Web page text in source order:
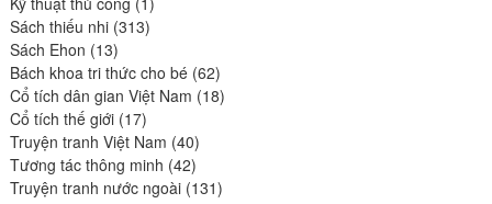
produit
Sách thiếu nhi 313313
Sách Ehon 1313
produits
Bách khoa tri thức cho bé 6262
produits
Cổ tích dân gian Việt Nam 1818
Cổ tích thế giới 1717
produits
Truyện tranh Việt Nam 4040
produits
Tương tác thông minh 4242
produits
Truyện tranh nước ngoài 131131